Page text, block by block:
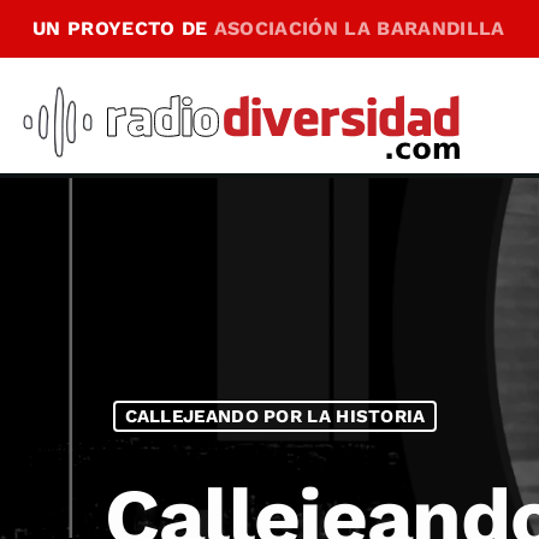
UN PROYECTO DE ASOCIACIÓN LA BARANDILLA
CALLEJEANDO POR LA HISTORIA